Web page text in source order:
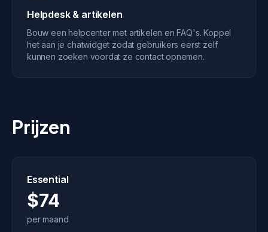
Helpdesk & artikelen
Bouw een helpcenter met artikelen en FAQ's. Koppel
het aan je chatwidget zodat gebruikers eerst zelf
kunnen zoeken voordat ze contact opnemen.
Prijzen
Essential
$74
per maand